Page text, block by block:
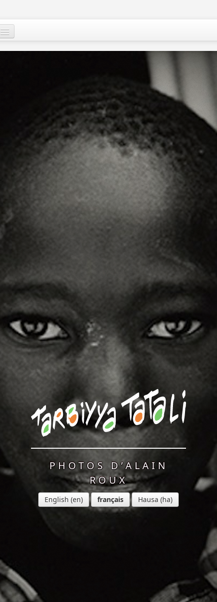
Qui sommes-nous?
Images et mots du Niger
Soutenir le peuple nigérien
A propos
PHOTOS D’ALAIN
ROUX
English français Hausa